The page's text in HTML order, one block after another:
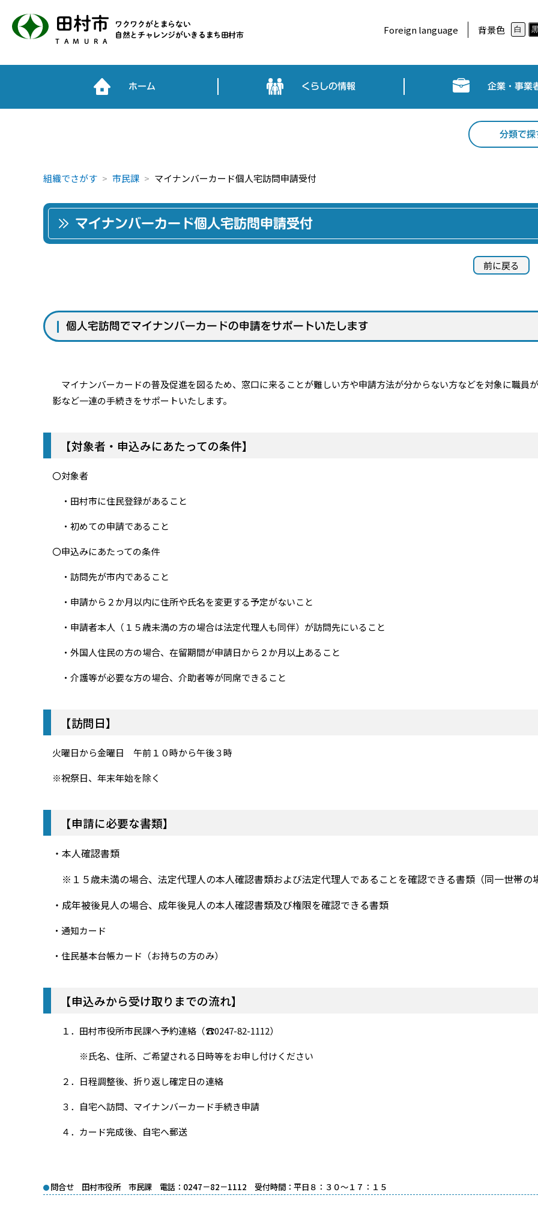
田村市
TAMURA
ワクワクがとまらない
自然とチャレンジがいきるまち田村市
Foreign language 背景色 白
ホーム くらしの情報 企業・事業
分類で探
組織でさがす 市民課 マイナンバーカード個人宅訪問申請受付
マイナンバーカード個人宅訪問申請受付
前に戻る
個人宅訪問でマイナンバーカードの申請をサポートいたします
マイナンバーカードの普及促進を図るため、窓口に来ることが難しい方や申請方法が分からない方などを対象に職員
影など一連の手続きをサポートいたします。
【対象者・申込みにあたっての条件】
〇対象者
・田村市に住民登録があること
・初めての申請であること
〇申込みにあたっての条件
・訪問先が市内であること
・申請から２か月以内に住所や氏名を変更する予定がないこと
・申請者本人（１５歳未満の方の場合は法定代理人も同伴）が訪問先にいること
・外国人住民の方の場合、在留期間が申請日から２か月以上あること
・介護等が必要な方の場合、介助者等が同席できること
【訪問日】
火曜日から金曜日 午前１０時から午後３時
※祝祭日、年末年始を除く
【申請に必要な書類】
・本人確認書類
※１５歳未満の場合、法定代理人の本人確認書類および法定代理人であることを確認できる書類（同一世帯の
・成年被後見人の場合、成年後見人の本人確認書類及び権限を確認できる書類
・通知カード
・住民基本台帳カード（お持ちの方のみ）
【申込みから受け取りまでの流れ】
１．田村市役所市民課へ予約連絡（☎0247-82-1112）
※氏名、住所、ご希望される日時等をお申し付けください
２．日程調整後、折り返し確定日の連絡
３．自宅へ訪問、マイナンバーカード手続き申請
４．カード完成後、自宅へ郵送
問合せ 田村市役所 市民課 電話：0247－82－1112 受付時間：平日８：３０～１７：１５